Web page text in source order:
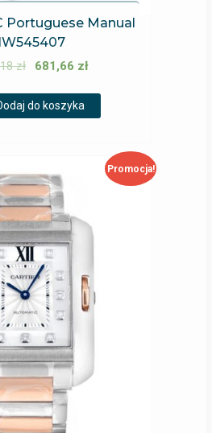
Portuguese Manual
IW545407
zł 681,66 zł
do koszyka
Promocja!